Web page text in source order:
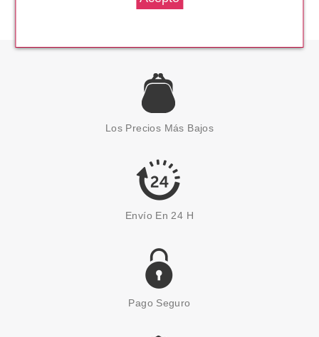
ESSENCE
ESSENCE THE GAME EDIT GEL
FIJADOR DE CEJAS 01 ALL
EYES ON COURT
3.15€
Los Precios Más Bajos
Envío En 24 H
Pago Seguro